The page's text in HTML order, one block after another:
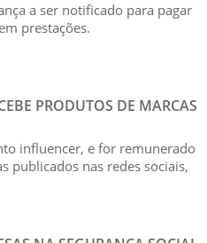
a ser notificado para pagar
prestações.
PRODUTOS DE MARCAS
influencer, e for remunerado
publicados nas redes sociais,